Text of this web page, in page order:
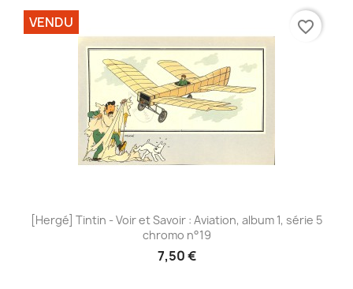
[Hergé] Tintin - Voir et Savoir : Aviation, album 1, série 5
chromo n°19
7,50 €
VENDU favorite_border